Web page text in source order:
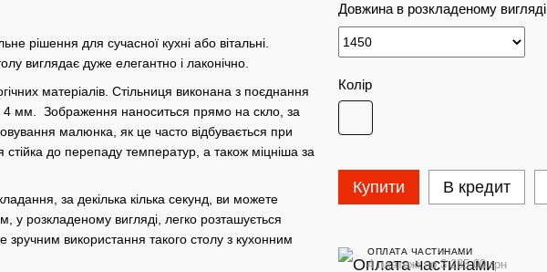
рішення для сучасної кухні або вітальні.
виглядає дуже елегантно і лаконічно.
матеріалів. Стільниця виконана з поєднання
4 мм. Зображення наноситься прямо на скло, за
малюнка, як це часто відбувається при
стійка до перепаду температур, а також міцніша за
за декілька кілька секунд, ви можете
у розкладеному вигляді, легко розташується
зручним використання такого столу з кухонним
Довжина в розкладеному вигляді
Колір
Купити В кредит
ОПЛАТА ЧАСТИНАМИ
4 платежі по 3 285.00 грн